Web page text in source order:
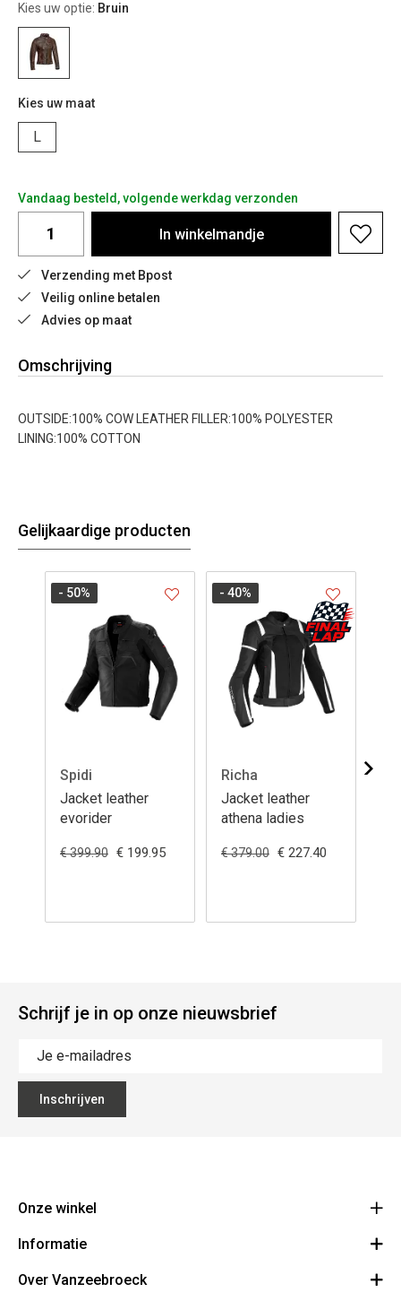
Kies uw optie: Bruin
Kies uw maat
L
Vandaag besteld, volgende werkdag verzonden
In winkelmandje
Verzending met Bpost
Veilig online betalen
Advies op maat
Omschrijving
OUTSIDE:100% COW LEATHER FILLER:100% POLYESTER
LINING:100% COTTON
Gelijkaardige producten
Spidi
Jacket leather
evorider
€ 399.90 € 199.95
- 50%
Richa
Jacket leather
athena ladies
€ 379.00 € 227.40
- 40%
Schrijf je in op onze nieuwsbrief
Inschrijven
Onze winkel
Vanzeebroeck Motors
1600 Sint-Pieters-Leeuw
Informatie
Bestelling annuleren
Over Vanzeebroeck